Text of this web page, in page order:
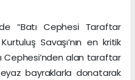
“Batı Cephesi Taraftar
Savaşı’nın en kritik
Cephesi’nden alan taraftar
bayraklarla donatarak